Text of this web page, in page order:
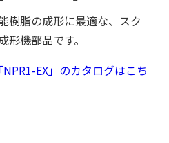
樹脂の成形に最適な、スク
形機部品です。
EX」のカタログはこち